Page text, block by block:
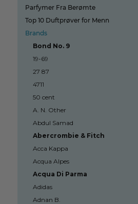
Parfymer Fra Berømte
Top 10 Duftprøver for Menn
Brands
Bond No. 9
19-69
27 87
4711
50 cent
A. N. Other
Abdul Samad
Abercrombie & Fitch
Acca Kappa
Acqua Alpes
Acqua Di Parma
Adidas
Adnan B.